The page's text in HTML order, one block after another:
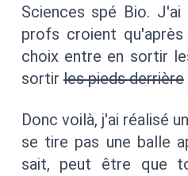
Sciences spé Bio.
profs croient
choix entre en sortir
sortirles pieds derrière
Donc voilà, j'ai réalisé
se tire pas une balle
sait, peut être que